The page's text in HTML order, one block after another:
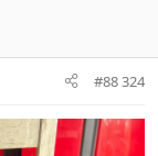
#88 324